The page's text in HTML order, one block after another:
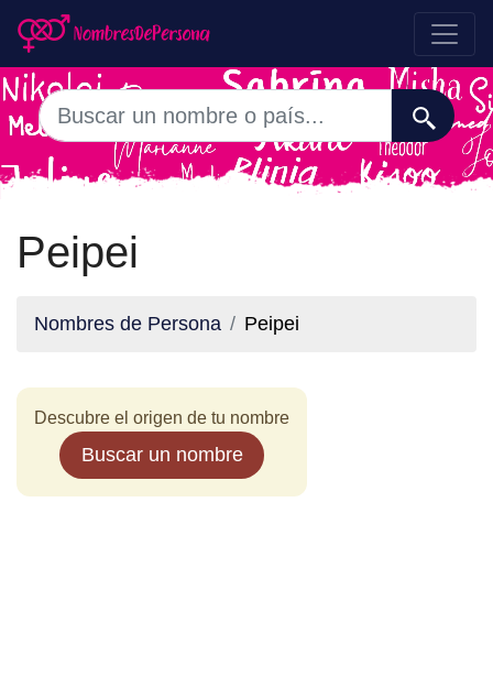
Peipei
Nombres de Persona Peipei
Descubre el origen de tu nombre
Buscar un nombre